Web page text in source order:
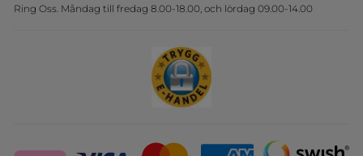
Sets
Ring Oss. Måndag till fredag 8.00-18.00, och lördag 09.00-14.00